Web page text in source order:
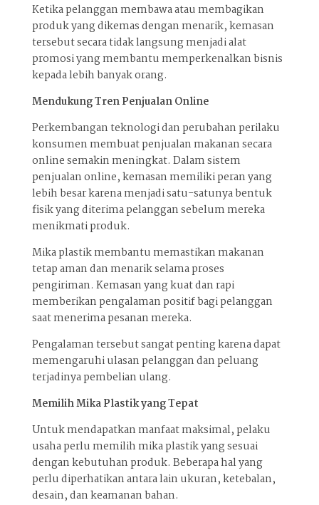
Ketika pelanggan membawa atau membagikan
produk yang dikemas dengan menarik, kemasan
tersebut secara tidak langsung menjadi alat
promosi yang membantu memperkenalkan bisnis
kepada lebih banyak orang.
Mendukung Tren Penjualan Online
Perkembangan teknologi dan perubahan perilaku
konsumen membuat penjualan makanan secara
online semakin meningkat. Dalam sistem
penjualan online, kemasan memiliki peran yang
lebih besar karena menjadi satu-satunya bentuk
fisik yang diterima pelanggan sebelum mereka
menikmati produk.
Mika plastik membantu memastikan makanan
tetap aman dan menarik selama proses
pengiriman. Kemasan yang kuat dan rapi
memberikan pengalaman positif bagi pelanggan
saat menerima pesanan mereka.
Pengalaman tersebut sangat penting karena dapat
memengaruhi ulasan pelanggan dan peluang
terjadinya pembelian ulang.
Memilih Mika Plastik yang Tepat
Untuk mendapatkan manfaat maksimal, pelaku
usaha perlu memilih mika plastik yang sesuai
dengan kebutuhan produk. Beberapa hal yang
perlu diperhatikan antara lain ukuran, ketebalan,
desain, dan keamanan bahan.